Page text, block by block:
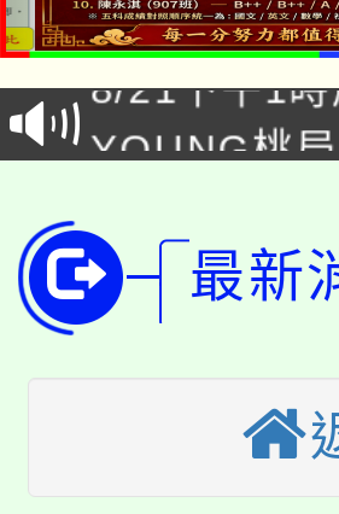
「本色祭」
場熱烈登場!
8/21下午1
徵才活動。
YOUNG桃
開!
115年桃園
田徑場及游
桃園市低收
視費優惠，
半價優惠，
大園自造教
份教師增能
大溪自造教
份教師研習
淨零綠生活
最新